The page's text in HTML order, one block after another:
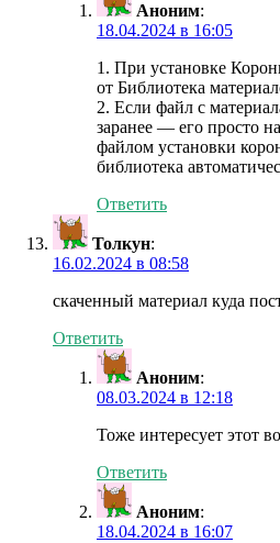
Аноним:
18.04.2024 в 16:05
1. При установке
от Библиотека
2. Если файл с
заранее — его просто
файлом установки
библиотека
Ответить
Толкун:
16.02.2024 в 08:58
скаченный материал куда
Ответить
Аноним:
08.03.2024 в 12:18
Тоже интересует этот
Ответить
Аноним:
18.04.2024 в 16:07